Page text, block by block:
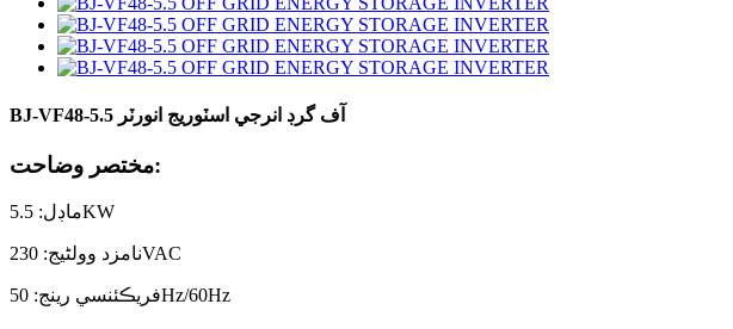
BJ-VF48-5.5 آف گرڊ انرجي اسٽوريج انورٽر
مختصر وضاحت:
ماڊل: 5.5KW
نامزد وولٹیج: 230VAC
فريڪئنسي رينج: 50Hz/60Hz